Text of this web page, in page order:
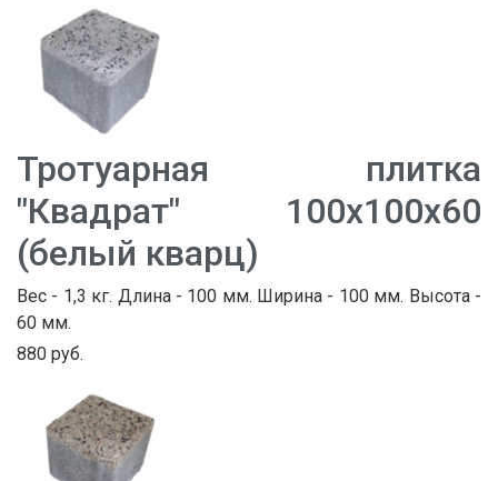
Тротуарная плитка
"Квадрат" 100х100х60
(белый кварц)
Вес - 1,3 кг. Длина - 100 мм. Ширина - 100 мм. Высота -
60 мм.
880 руб.